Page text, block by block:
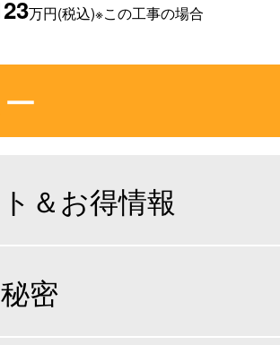
万円(税込)※この工事の場合
＆お得情報
密